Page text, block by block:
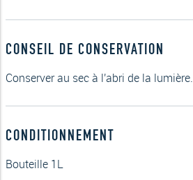
CONSEIL DE CONSERVATION
Conserver au sec à l'abri de la lumière.
CONDITIONNEMENT
Bouteille 1L